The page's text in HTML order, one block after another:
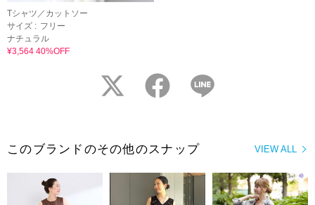
Tシャツ／カットソー
サイズ : フリー
ナチュラル
¥3,564 40%OFF
twitter facebook
VIEW ALL
このブランドのその他のスナップ